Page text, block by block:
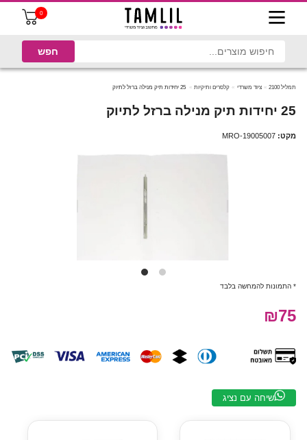
0
תמליל 2100 ציוד משרדי קלסרים ותיקיות 25 יחידות תיק מנילה ברזל לתיוק
25 יחידות תיק מנילה ברזל לתיוק
מקט: MRO-19005007
* התמונות להמחשה בלבד
₪75
שיחה עם נציג